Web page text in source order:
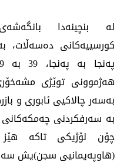
لە بنچینەدا
كورسییەكانی دەسەڵات،
هەژموونی توێژی
بەسەر چالاكیی ئابوری و
بە سەرفكردنی
چۆن لۆژیكی تاكە
(هاوپەیمانیی سجن)یش